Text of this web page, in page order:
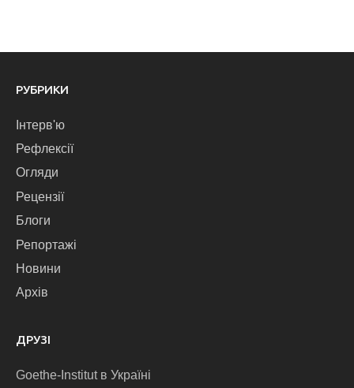
РУБРИКИ
Інтерв'ю
Рефлексії
Огляди
Рецензії
Блоги
Репортажі
Новини
Архів
ДРУЗІ
Goethe-Institut в Україні